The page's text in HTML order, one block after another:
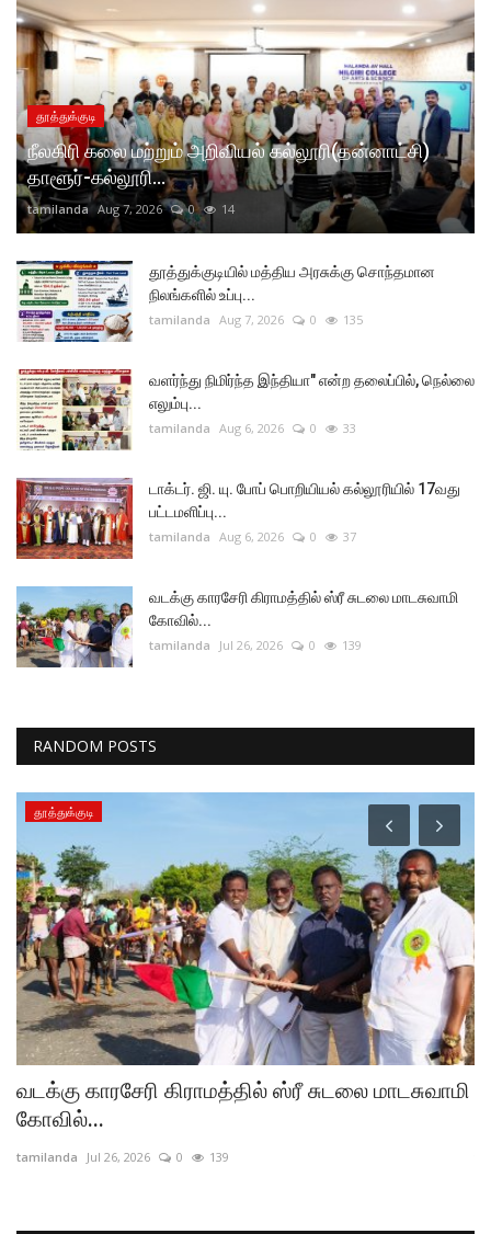
தூத்துக்குடி
நீலகிரி கலை மற்றும் அறிவியல் கல்லூரி(தன்னாட்சி)
தாளூர்-கல்லூரி...
tamilanda Aug 7, 2026 0 14
தூத்துக்குடியில் மத்திய அரசுக்கு சொந்தமான
நிலங்களில் உப்பு...
tamilanda Aug 7, 2026 0 135
வளர்ந்து நிமிர்ந்த இந்தியா" என்ற தலைப்பில், நெல்லை
எலும்பு...
tamilanda Aug 6, 2026 0 33
டாக்டர். ஜி. யு. போப் பொறியியல் கல்லூரியில் 17வது
பட்டமளிப்பு...
tamilanda Aug 6, 2026 0 37
வடக்கு காரசேரி கிராமத்தில் ஸ்ரீ சுடலை மாடசுவாமி
கோவில்...
tamilanda Jul 26, 2026 0 139
RANDOM POSTS
தூத்துக்குடி
வடக்கு காரசேரி கிராமத்தில் ஸ்ரீ சுடலை மாடசுவாமி
கோவில்...
tamilanda Jul 26, 2026 0 139